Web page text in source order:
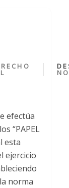
efectúa
“PAPEL
esta
ejercicio
norma